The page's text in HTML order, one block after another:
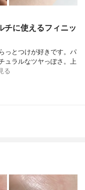
チに使えるフィニッ
っとつけが好きです。パ
ュラルなツヤっぽさ。上
る